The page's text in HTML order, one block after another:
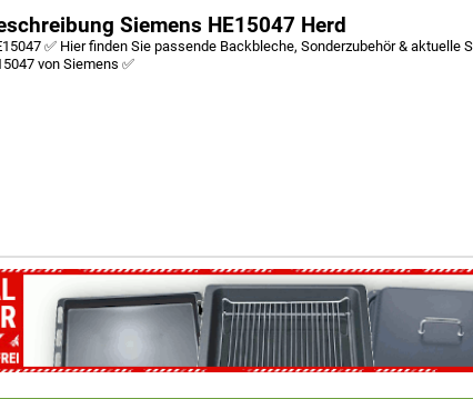
Siemens HE15047 Herd
✅ Hier finden Sie passende Backbleche, Sonderzubehör & aktuelle
von Siemens ✅